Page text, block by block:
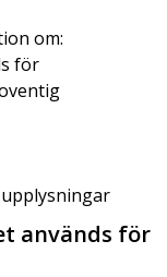
om:
för
används för